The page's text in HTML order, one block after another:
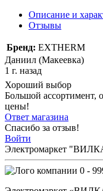
Описание и
Отзывы
Бренд: EXTHERM
Даниил (Макеевка)
1 г. назад
Хороший выбор
Большой ассортимент,
цены!
Ответ магазина
Спасибо за отзыв!
Войти
Электромаркет
0 -